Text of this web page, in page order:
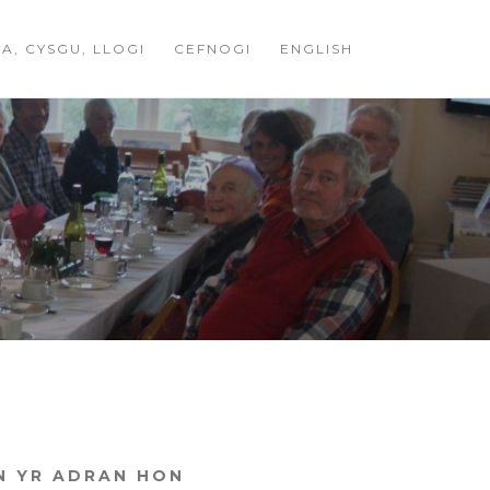
CYSGU, LLOGI CEFNOGI ENGLISH
YR ADRAN HON